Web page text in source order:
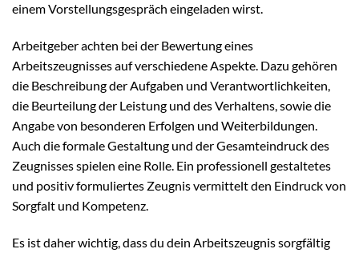
einem Vorstellungsgespräch eingeladen wirst.
Arbeitgeber achten bei der Bewertung eines
Arbeitszeugnisses auf verschiedene Aspekte. Dazu gehören
die Beschreibung der Aufgaben und Verantwortlichkeiten,
die Beurteilung der Leistung und des Verhaltens, sowie die
Angabe von besonderen Erfolgen und Weiterbildungen.
Auch die formale Gestaltung und der Gesamteindruck des
Zeugnisses spielen eine Rolle. Ein professionell gestaltetes
und positiv formuliertes Zeugnis vermittelt den Eindruck von
Sorgfalt und Kompetenz.
Es ist daher wichtig, dass du dein Arbeitszeugnis sorgfältig